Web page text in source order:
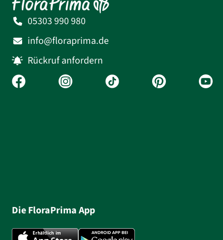
05303 990 980
info@floraprima.de
Rückruf anfordern
Die FloraPrima App